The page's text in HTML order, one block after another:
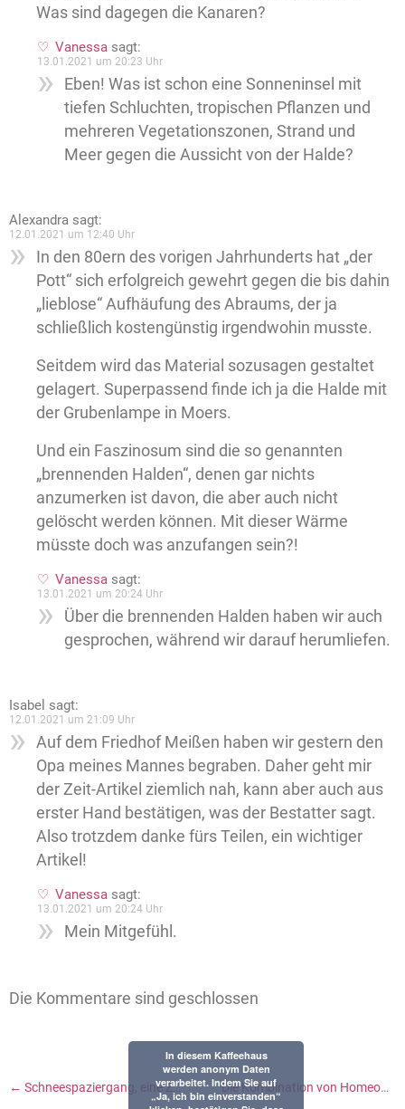
Was sind dagegen die Kanaren?
Vanessa sagt:
13.01.2021 um 20:23 Uhr
Eben! Was ist schon eine Sonneninsel mit
tiefen Schluchten, tropischen Pflanzen und
mehreren Vegetationszonen, Strand und
Meer gegen die Aussicht von der Halde?
Alexandra sagt:
12.01.2021 um 12:40 Uhr
In den 80ern des vorigen Jahrhunderts hat „der
Pott“ sich erfolgreich gewehrt gegen die bis dahin
„lieblose“ Aufhäufung des Abraums, der ja
schließlich kostengünstig irgendwohin musste.
Seitdem wird das Material sozusagen gestaltet
gelagert. Superpassend finde ich ja die Halde mit
der Grubenlampe in Moers.
Und ein Faszinosum sind die so genannten
„brennenden Halden“, denen gar nichts
anzumerken ist davon, die aber auch nicht
gelöscht werden können. Mit dieser Wärme
müsste doch was anzufangen sein?!
Vanessa sagt:
13.01.2021 um 20:24 Uhr
Über die brennenden Halden haben wir auch
gesprochen, während wir darauf herumliefen.
Isabel sagt:
12.01.2021 um 21:09 Uhr
Auf dem Friedhof Meißen haben wir gestern den
Opa meines Mannes begraben. Daher geht mir
der Zeit-Artikel ziemlich nah, kann aber auch aus
erster Hand bestätigen, was der Bestatter sagt.
Also trotzdem danke fürs Teilen, ein wichtiger
Artikel!
Vanessa sagt:
13.01.2021 um 20:24 Uhr
Mein Mitgefühl.
Die Kommentare sind geschlossen
← Schneespaziergang, eine Zusammenfassung der Corona-Regeln und ein Tool zur Klassenteilung Die Kombination von Homeoffice und Präsenz – und Lesestoff, um zu verstehen und sich eine Meinung zu bilden
In diesem Kaffeehaus
werden anonym Daten
verarbeitet. Indem Sie auf
„Ja, ich bin einverstanden“